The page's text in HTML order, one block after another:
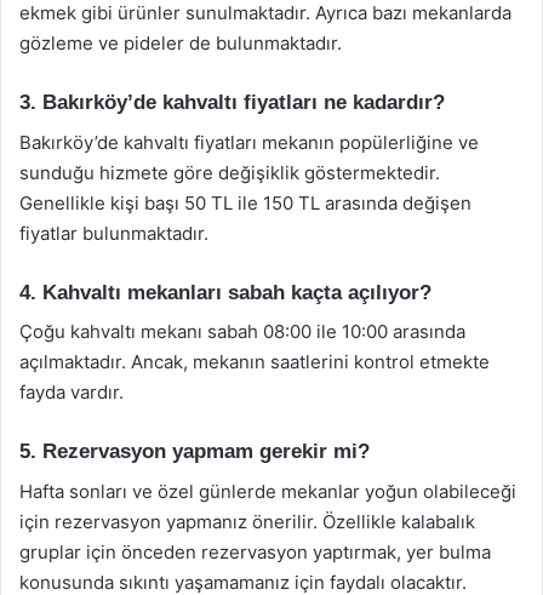
ekmek gibi ürünler sunulmaktadır. Ayrıca bazı mekanlarda
gözleme ve pideler de bulunmaktadır.
3. Bakırköy’de kahvaltı fiyatları ne kadardır?
Bakırköy’de kahvaltı fiyatları mekanın popülerliğine ve
sunduğu hizmete göre değişiklik göstermektedir.
Genellikle kişi başı 50 TL ile 150 TL arasında değişen
fiyatlar bulunmaktadır.
4. Kahvaltı mekanları sabah kaçta açılıyor?
Çoğu kahvaltı mekanı sabah 08:00 ile 10:00 arasında
açılmaktadır. Ancak, mekanın saatlerini kontrol etmekte
fayda vardır.
5. Rezervasyon yapmam gerekir mi?
Hafta sonları ve özel günlerde mekanlar yoğun olabileceği
için rezervasyon yapmanız önerilir. Özellikle kalabalık
gruplar için önceden rezervasyon yaptırmak, yer bulma
konusunda sıkıntı yaşamamanız için faydalı olacaktır.